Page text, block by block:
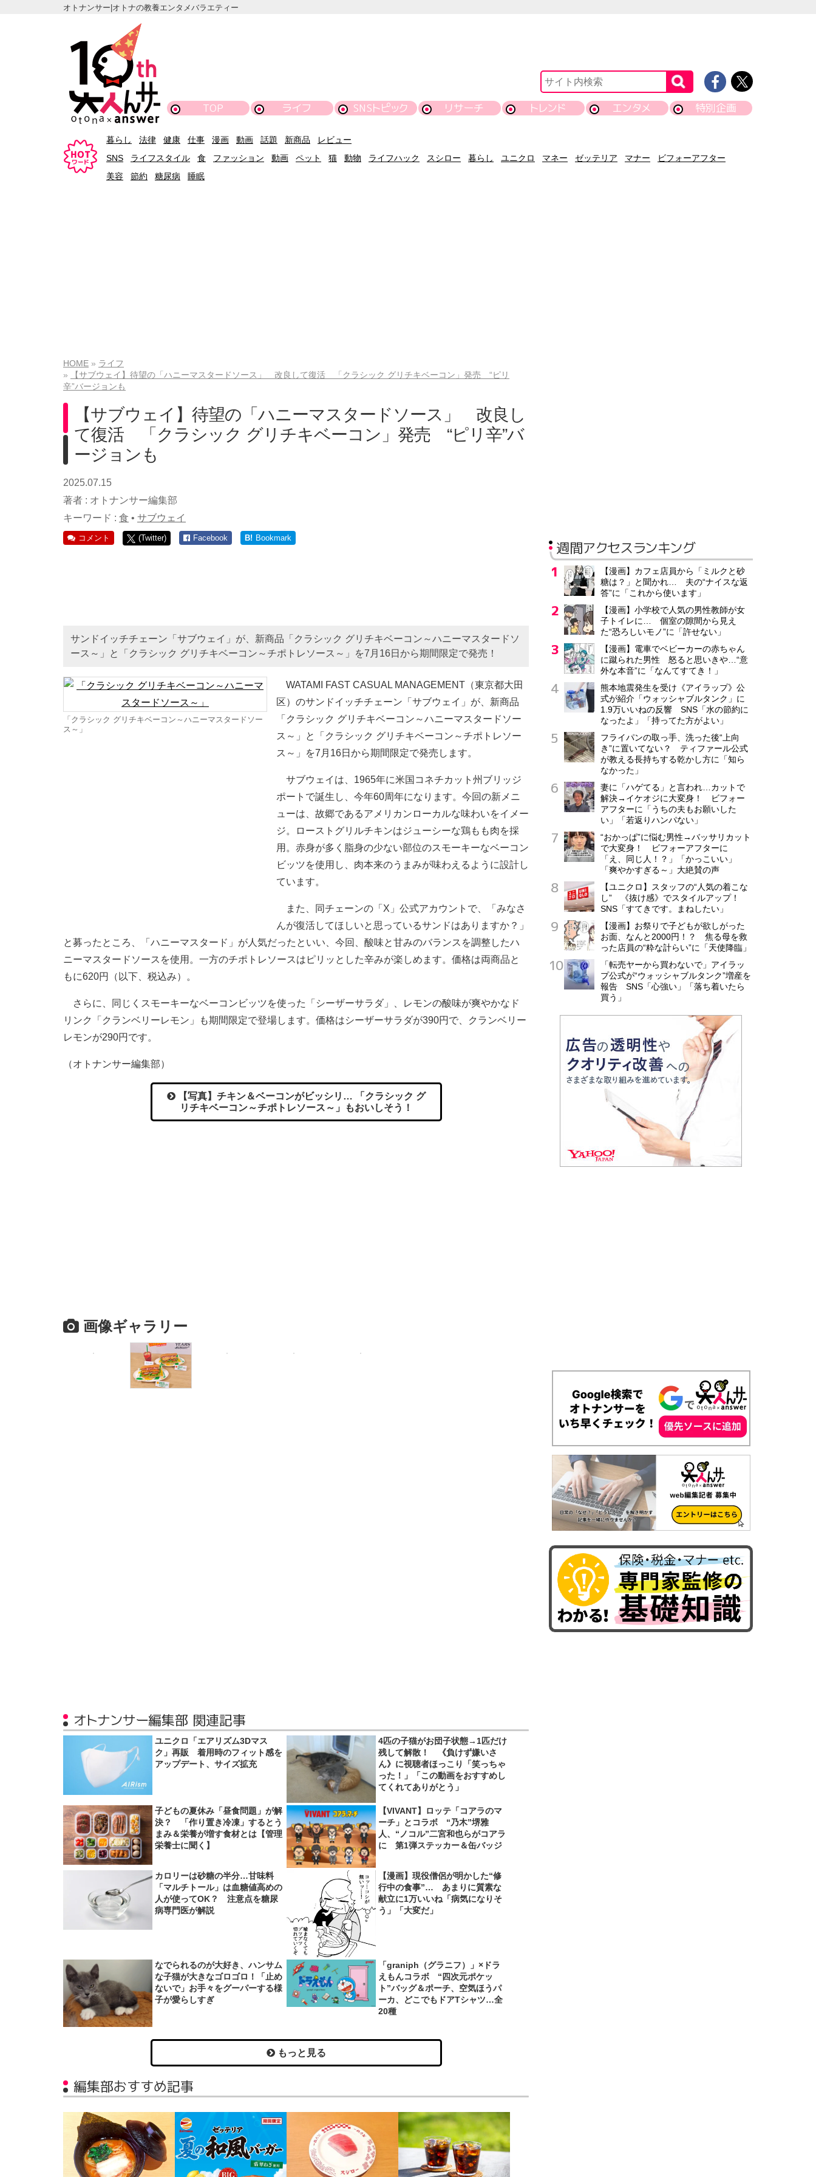
オトナンサー|オトナの教養エンタメバラエティー
TOP ライフ SNSトピック リサーチ トレンド エンタメ 特別企画
暮らし 法律 健康 仕事 漫画 動画 話題 新商品
レビュー
SNS
ライフスタイル 食 ファッション 動画 ペット 猫 動物 ライフハック スシロー 暮らし ユニクロ マネー ゼッテリア マナー
ビフォーアフター
美容
節約 糖尿病 睡眠
HOME
ライフ
【サブウェイ】待望の「ハニーマスタードソース」 改良して復活 「クラシック グリチキベーコン」発売 “ピリ
辛”バージョンも
【サブウェイ】待望の「ハニーマスタードソース」 改良し
て復活 「クラシック グリチキベーコン」発売 “ピリ辛”バ
ージョンも
2025.07.15
著者 : オトナンサー編集部
キーワード : 食 • サブウェイ
コメント (Twitter) Facebook B! Bookmark
サンドイッチチェーン「サブウェイ」が、新商品「クラシック グリチキベーコン～ハニーマスタードソ
ース～」と「クラシック グリチキベーコン～チポトレソース～」を7月16日から期間限定で発売！
「クラシック グリチキベーコン～ハニーマスタードソー
ス～」
WATAMI FAST CASUAL MANAGEMENT（東京都大田
区）のサンドイッチチェーン「サブウェイ」が、新商品
「クラシック グリチキベーコン～ハニーマスタードソー
ス～」と「クラシック グリチキベーコン～チポトレソー
ス～」を7月16日から期間限定で発売します。
サブウェイは、1965年に米国コネチカット州ブリッジ
ポートで誕生し、今年60周年になります。今回の新メニ
ューは、故郷であるアメリカンローカルな味わいをイメー
ジ。ローストグリルチキンはジューシーな鶏もも肉を採
用。赤身が多く脂身の少ない部位のスモーキーなベーコン
ビッツを使用し、肉本来のうまみが味わえるように設計し
ています。
また、同チェーンの「X」公式アカウントで、「みなさ
んが復活してほしいと思っているサンドはありますか？」
と募ったところ、「ハニーマスタード」が人気だったといい、今回、酸味と甘みのバランスを調整したハ
ニーマスタードソースを使用。一方のチポトレソースはピリッとした辛みが楽しめます。価格は両商品と
もに620円（以下、税込み）。
さらに、同じくスモーキーなベーコンビッツを使った「シーザーサラダ」、レモンの酸味が爽やかなド
リンク「クランベリーレモン」も期間限定で登場します。価格はシーザーサラダが390円で、クランベリー
レモンが290円です。
（オトナンサー編集部）
【写真】チキン＆ベーコンがビッシリ… 「クラシック グ
リチキベーコン～チポトレソース～」もおいしそう！
画像ギャラリー
オトナンサー編集部 関連記事
ユニクロ「エアリズム3Dマス
ク」再販 着用時のフィット感を
アップデート、サイズ拡充
4匹の子猫がお団子状態→1匹だけ
残して解散！ 《負けず嫌いさ
ん》に視聴者ほっこり「笑っちゃ
った！」「この動画をおすすめし
てくれてありがとう」
子どもの夏休み「昼食問題」が解
決？ 「作り置き冷凍」するとう
まみ＆栄養が増す食材とは【管理
栄養士に聞く】
【VIVANT】ロッテ「コアラのマ
ーチ」とコラボ “乃木”堺雅
人、“ノコル”二宮和也らがコアラ
に 第1弾ステッカー＆缶バッジ
カロリーは砂糖の半分…甘味料
「マルチトール」は血糖値高めの
人が使ってOK？ 注意点を糖尿
病専門医が解説
【漫画】現役僧侶が明かした“修
行中の食事”… あまりに質素な
献立に1万いいね「病気になりそ
う」「大変だ」
なでられるのが大好き、ハンサム
な子猫が大きなゴロゴロ！「止め
ないで」お手々をグーパーする様
子が愛らしすぎ
「graniph（グラニフ）」×ドラ
えもんコラボ “四次元ポケッ
ト”バッグ＆ポーチ、空気ほうパ
ーカ、どこでもドアTシャツ…全
20種
もっと見る
編集部おすすめ記事
週間アクセスランキング
【漫画】カフェ店員から「ミルクと砂
糖は？」と聞かれ… 夫の“ナイスな返
答”に「これから使います」
【漫画】小学校で人気の男性教師が女
子トイレに… 個室の隙間から見え
た“恐ろしいモノ”に「許せない」
【漫画】電車でベビーカーの赤ちゃん
に蹴られた男性 怒ると思いきや…“意
外な本音”に「なんてすてき！」
熊本地震発生を受け《アイラップ》公
式が紹介「ウォッシャブルタンク」に
1.9万いいねの反響 SNS「水の節約に
なったよ」「持ってた方がよい」
フライパンの取っ手、洗った後“上向
き”に置いてない？ ティファール公式
が教える長持ちする乾かし方に「知ら
なかった」
妻に「ハゲてる」と言われ…カットで
解決→イケオジに大変身！ ビフォー
アフターに「うちの夫もお願いした
い」「若返りハンパない」
“おかっぱ”に悩む男性→バッサリカット
で大変身！ ビフォーアフターに
「え、同じ人！？」「かっこいい」
「爽やかすぎる～」大絶賛の声
【ユニクロ】スタッフの“人気の着こな
し” 《抜け感》でスタイルアップ！
SNS「すてきです。まねしたい」
【漫画】お祭りで子どもが欲しがった
お面、なんと2000円！？ 焦る母を救
った店員の“粋な計らい”に「天使降臨」
「転売ヤーから買わないで」アイラッ
プ公式が“ウォッシャブルタンク”増産を
報告 SNS「心強い」「落ち着いたら
買う」